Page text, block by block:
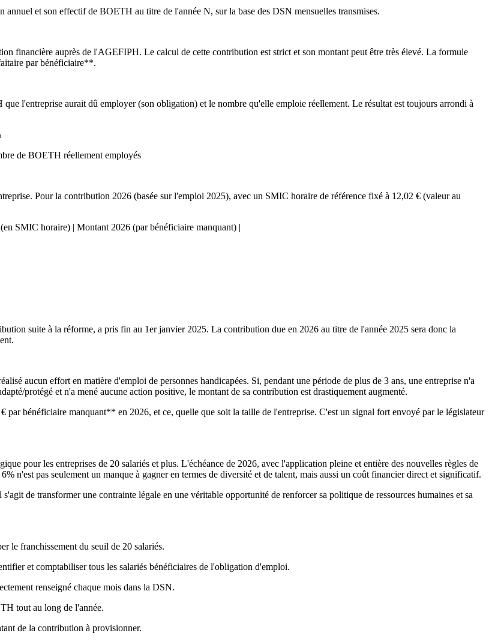
et son effectif de BOETH au titre de l'année N, sur la base des DSN mensuelles transmises.
financière auprès de l'AGEFIPH. Le calcul de cette contribution est strict et son montant peut être très élevé. La formule
par bénéficiaire**.
l'entreprise aurait dû employer (son obligation) et le nombre qu'elle emploie réellement. Le résultat est toujours arrondi à
de BOETH réellement employés
Pour la contribution 2026 (basée sur l'emploi 2025), avec un SMIC horaire de référence fixé à 12,02 € (valeur au
SMIC horaire) | Montant 2026 (par bénéficiaire manquant) |
suite à la réforme, a pris fin au 1er janvier 2025. La contribution due en 2026 au titre de l'année 2025 sera donc la
aucun effort en matière d'emploi de personnes handicapées. Si, pendant une période de plus de 3 ans, une entreprise n'a
protégé et n'a mené aucune action positive, le montant de sa contribution est drastiquement augmenté.
bénéficiaire manquant** en 2026, et ce, quelle que soit la taille de l'entreprise. C'est un signal fort envoyé par le législateur
pour les entreprises de 20 salariés et plus. L'échéance de 2026, avec l'application pleine et entière des nouvelles règles de
n'est pas seulement un manque à gagner en termes de diversité et de talent, mais aussi un coût financier direct et significatif.
de transformer une contrainte légale en une véritable opportunité de renforcer sa politique de ressources humaines et sa
franchissement du seuil de 20 salariés.
et comptabiliser tous les salariés bénéficiaires de l'obligation d'emploi.
renseigné chaque mois dans la DSN.
tout au long de l'année.
de la contribution à provisionner.